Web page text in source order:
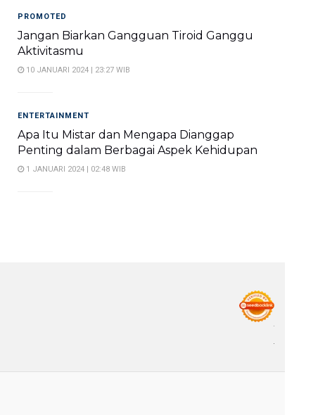
PROMOTED
Jangan Biarkan Gangguan Tiroid Ganggu
Aktivitasmu
10 JANUARI 2024 | 23:27 WIB
ENTERTAINMENT
Apa Itu Mistar dan Mengapa Dianggap
Penting dalam Berbagai Aspek Kehidupan
1 JANUARI 2024 | 02:48 WIB